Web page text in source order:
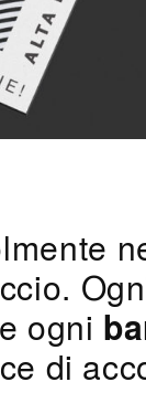
e ogni
di